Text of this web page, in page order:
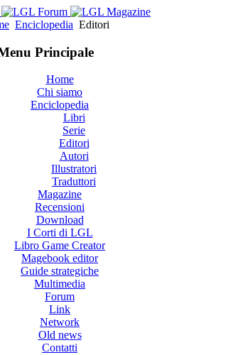
Enciclopedia Editori
Principale
Home
Chi siamo
Enciclopedia
Libri
Serie
Editori
Autori
Illustratori
Traduttori
Magazine
Recensioni
Download
I Corti di LGL
Libro Game Creator
Magebook editor
Guide strategiche
Multimedia
Forum
Link
Network
Old news
Contatti